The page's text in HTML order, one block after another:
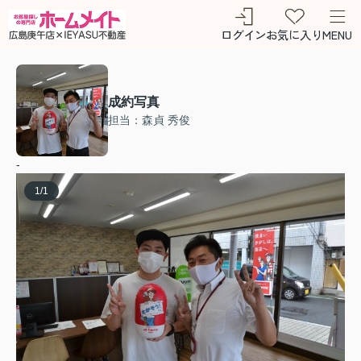
ログインお気に入りMENU
成約写真
担当：森貞 秀俊
-
1 /1